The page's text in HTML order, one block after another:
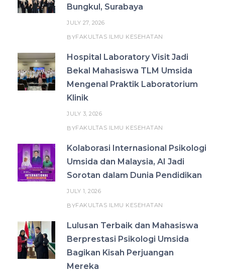
Bungkul, Surabaya
JULY 27, 2026
BYFAKULTAS ILMU KESEHATAN
Hospital Laboratory Visit Jadi
Bekal Mahasiswa TLM Umsida
Mengenal Praktik Laboratorium
Klinik
JULY 3, 2026
BYFAKULTAS ILMU KESEHATAN
Kolaborasi Internasional Psikologi
Umsida dan Malaysia, AI Jadi
Sorotan dalam Dunia Pendidikan
JULY 1, 2026
BYFAKULTAS ILMU KESEHATAN
Lulusan Terbaik dan Mahasiswa
Berprestasi Psikologi Umsida
Bagikan Kisah Perjuangan
Mereka